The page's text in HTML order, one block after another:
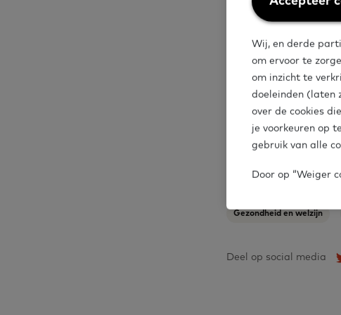
ondersteuning
organisaties die
bijvoorbeeld zorg
Samenvatting
Gezondheid en welzijn
Deel op social media
cookies
Wij, en derde
om ervoor te
om inzicht te
doeleinden (laten
over de cookies
je voorkeuren op
gebruik van alle
Door op “Weiger